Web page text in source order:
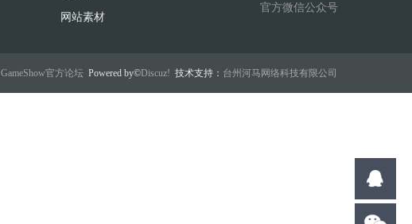
网站素材
官方微信公众号
GameShow官方论坛 Powered by©Discuz! 技术支持： 台州河马网络科技有限公司